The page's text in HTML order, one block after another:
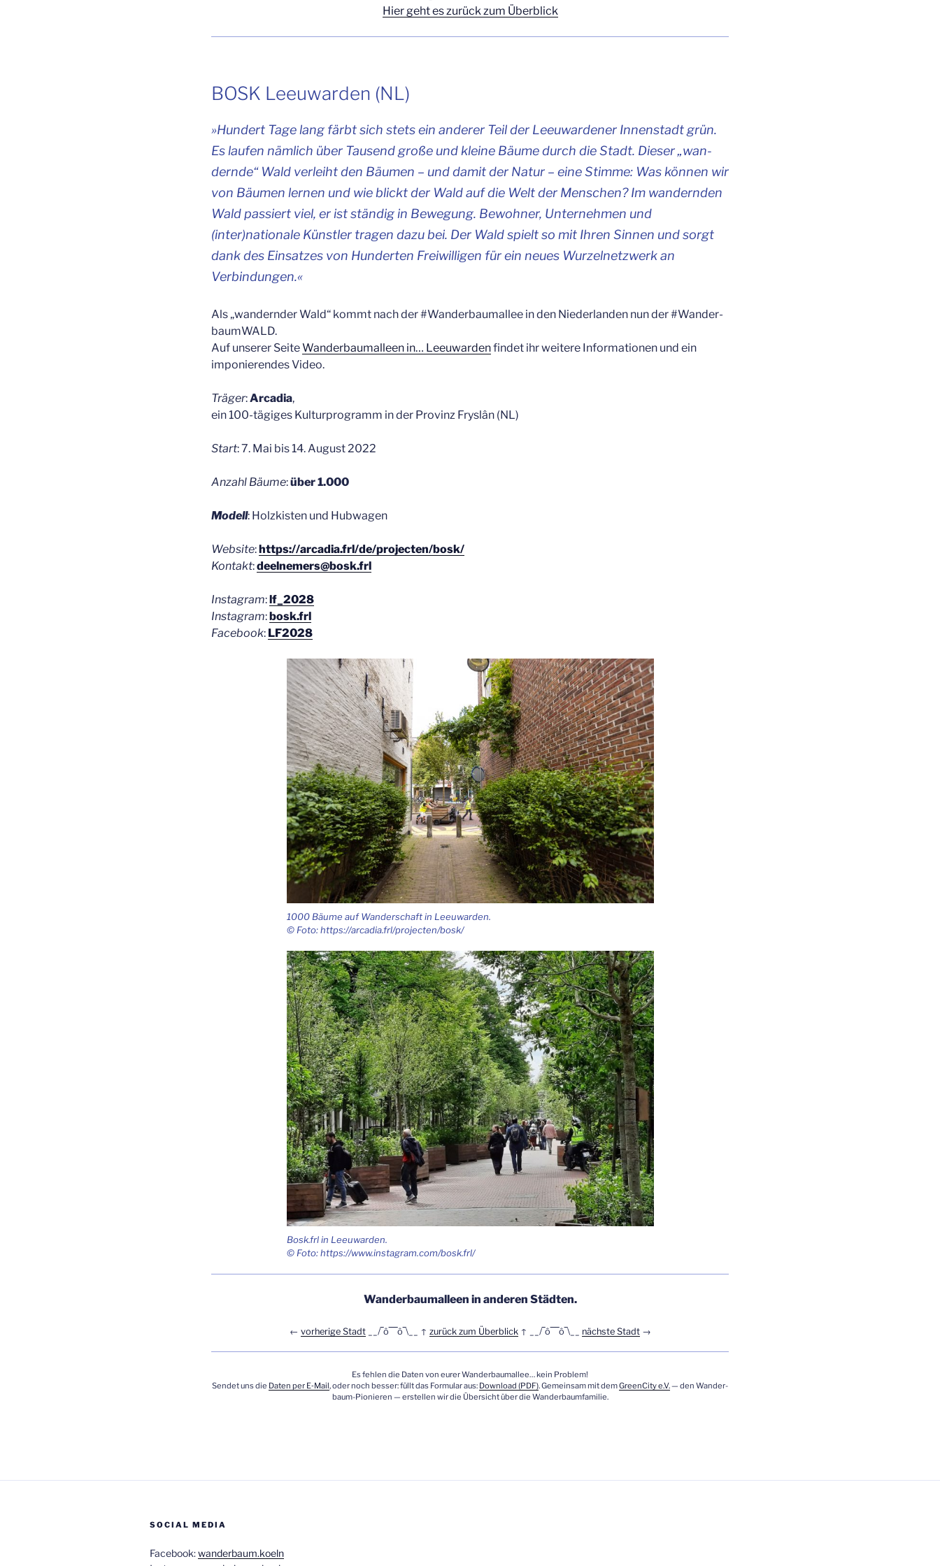
Hier geht es zurück zum Überblick
BOSK Lee­u­war­den (NL)
»Hun­dert Tage lang färbt sich stets ein ande­rer Teil der Lee­u­war­de­ner Innen­stadt grün.
Es lau­fen näm­lich über Tau­send gro­ße und klei­ne Bäu­me durch die Stadt. Die­ser „wan­
dern­de“ Wald ver­leiht den Bäu­men – und damit der Natur – eine Stim­me: Was kön­nen wir
von Bäu­men ler­nen und wie blickt der Wald auf die Welt der Men­schen? Im wan­dern­den
Wald pas­siert viel, er ist stän­dig in Bewe­gung. Bewoh­ner, Unter­neh­men und
(inter)nationale Künst­ler tra­gen dazu bei. Der Wald spielt so mit Ihren Sin­nen und sorgt
dank des Ein­sat­zes von Hun­der­ten Frei­wil­li­gen für ein neu­es Wur­zel­netz­werk an
Verbindungen.«
Als „wan­dern­der Wald“ kommt nach der #Wan­der­baum­al­lee in den Nie­der­lan­den nun der #Wan­der­
baum­WALD.
Auf unse­rer Sei­teWan­der­baum­al­leen in… Lee­u­war­denfin­det ihr wei­te­re Infor­ma­tio­nen und ein
impo­nie­ren­des Video.
Trä­ger:Arca­dia,
ein 100-tägi­ges Kul­tur­pro­gramm in der Pro­vinz Frys­lân (NL)
Start: 7. Mai bis 14. August 2022
Anzahl Bäu­me:über 1.000
Modell: Holz­kis­ten und Hubwagen
Web­site:https://arcadia.frl/de/projecten/bosk/
Kon­takt:deelnemers@bosk.frl
Insta­gram:lf_2028
Insta­gram:bosk.frl
Face­book: LF2028
1000 Bäu­me auf Wan­der­schaft in Lee­u­war­den.
© Foto: https://arcadia.frl/projecten/bosk/
Bosk.frl in Lee­u­war­den.
© Foto: https://www.instagram.com/bosk.frl/
Wan­der­baum­al­leen in ande­ren Städten.
← vor­he­ri­ge Stadt__/‾ô‾‾‾ô‾\__ ↑ zurück zum Über­blick↑ __/‾ô‾‾‾ô‾\__ nächs­te Stadt→
Es feh­len die Daten von eurer Wan­der­baum­al­lee… kein Problem!
Sen­det uns die Daten per E‑Mail, oder noch bes­ser: füllt das For­mu­lar aus: Down­load (PDF). Gemein­sam mit demGreen­Ci­ty e.V.— den Wan­der­
baum-Pio­nie­ren — erstel­len wir die Über­sicht über die Wanderbaumfamilie.
SOCIAL MEDIA
Facebook:wanderbaum.koeln